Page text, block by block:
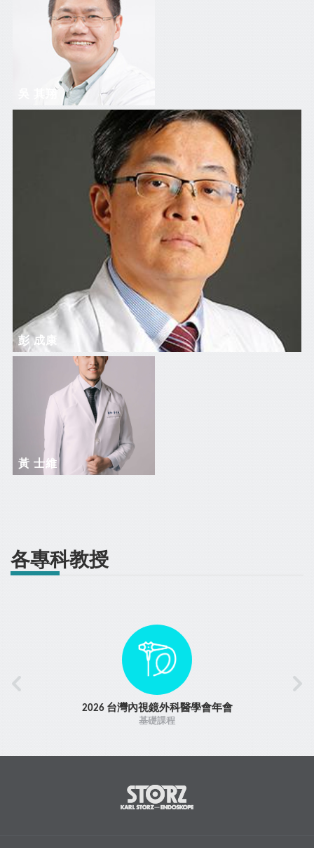
吳 其翔
彭 成康
黃 士維
各專科教授
2026 台灣內視鏡外科醫學會年會
基礎課程